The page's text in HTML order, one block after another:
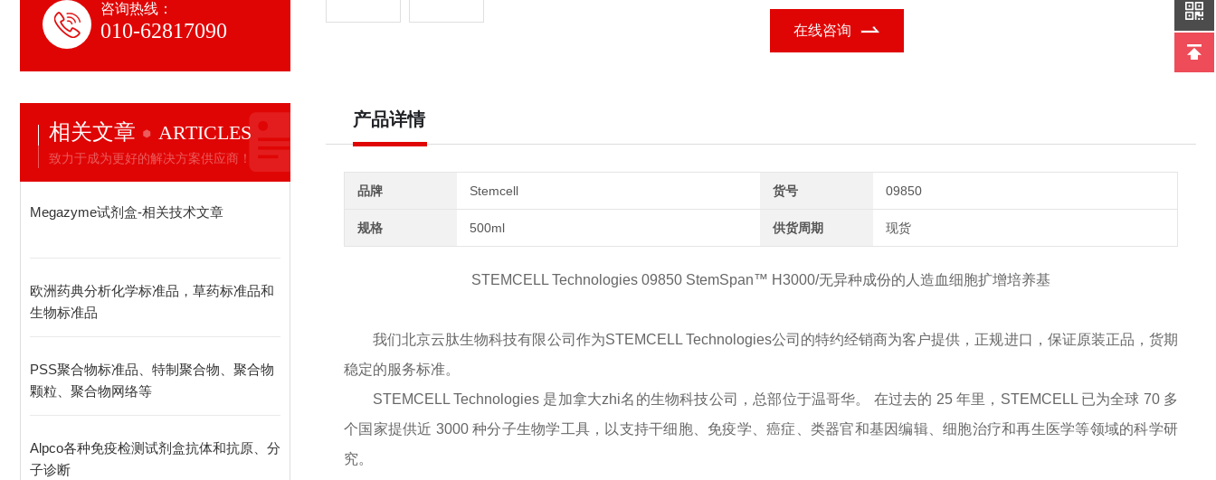
咨询热线：
010-62817090
相关文章 ARTICLES
致力于成为更好的解决方案供应商！
Megazyme试剂盒-相关技术文章
欧洲药典分析化学标准品，草药标准品和
生物标准品
PSS聚合物标准品、特制聚合物、聚合物
颗粒、聚合物网络等
Alpco各种免疫检测试剂盒抗体和抗原、分
子诊断
在线咨询
产品详情
品牌 Stemcell 货号 09850
规格 500ml 供货周期 现货
STEMCELL Technologies 09850 StemSpan™ H3000/无异种成份的人造血细胞扩增培养基
我们北京云肽生物科技有限公司作为STEMCELL Technologies公司的特约经销商为客户提供，正规进口，保证原装正品，货期
稳定的服务标准。
STEMCELL Technologies 是加拿大zhi名的生物科技公司，总部位于温哥华。 在过去的 25 年里，STEMCELL 已为全球 70 多
个国家提供近 3000 种分子生物学工具，以支持干细胞、免疫学、癌症、类器官和基因编辑、细胞治疗和再生医学等领域的科学研
究。